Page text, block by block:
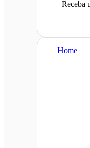
Receba
Home